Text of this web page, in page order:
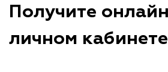
Получите
личном кабинете